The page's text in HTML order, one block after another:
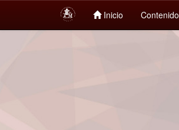
Inicio Contenido